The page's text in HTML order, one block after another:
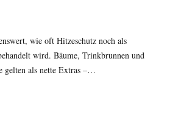
wie oft Hitzeschutz noch als
wird. Bäume, Trinkbrunnen und
gelten als nette Extras –…